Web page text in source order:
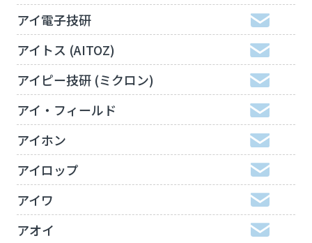
アイ電子技研
アイトス (AITOZ)
アイピー技研 (ミクロン)
アイ・フィールド
アイホン
アイロップ
アイワ
アオイ